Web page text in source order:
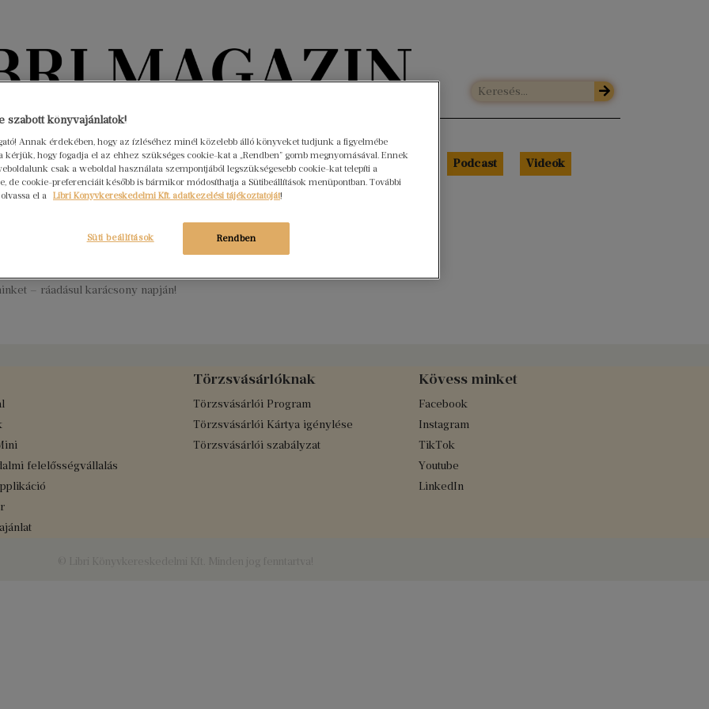
Könyvektől az olvasókig
Interjúk Beleolvasó A hónap könyvei HÍREK Libri Portré Podcast Videók
Görbe keresztje
– ráadásul karácsony napján!
felelősségvállalás
Törzsvásárlóknak
Törzsvásárlói Program
Törzsvásárlói Kártya igénylése
Törzsvásárlói szabályzat
Kövess minket
Facebook
Instagram
TikTok
Youtube
LinkedIn
szabott könyvajánlatok!
Annak érdekében, hogy az ízléséhez minél közelebb álló könyveket tudjunk a figyelmébe
kérjük, hogy fogadja el az ehhez szükséges cookie-kat a „Rendben” gomb megnyomásával. Ennek
csak a weboldal használata szempontjából legszükségesebb cookie-kat telepíti a
de cookie-preferenciáit később is bármikor módosíthatja a Sütibeállítások menüpontban. További
el a Libri Könyvkereskedelmi Kft. adatkezelési tájékoztatóját!
Rendben
Süti beállítások